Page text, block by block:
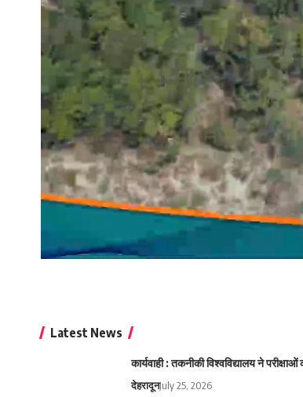
Latest News
कार्यवाही : तकनीकी विश्वविद्यालय ने
देहरादूनJuly 25, 2026